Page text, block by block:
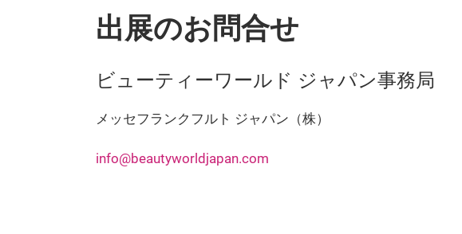
出展のお問合せ
ビューティーワールド ジャパン事務局
メッセフランクフルト ジャパン（株）
info@beautyworldjapan.com